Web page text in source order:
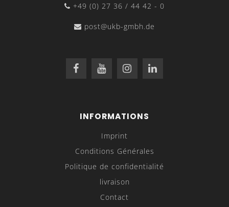
Résultat avec feuille de pliage
Supports pour feuilles de pliage
fixation
directement sur la matrice grâce à des aimants
+49 (0) 27 36 / 44 42 - 0
post@ukb-gmbh.de
INFORMATIONS
Imprint
Conditions Générales
Politique de confidentialité
livraison
Contact